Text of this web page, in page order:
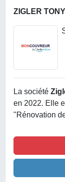
ZIGLER TONY
La société
en 2022. Elle
"Rénovation